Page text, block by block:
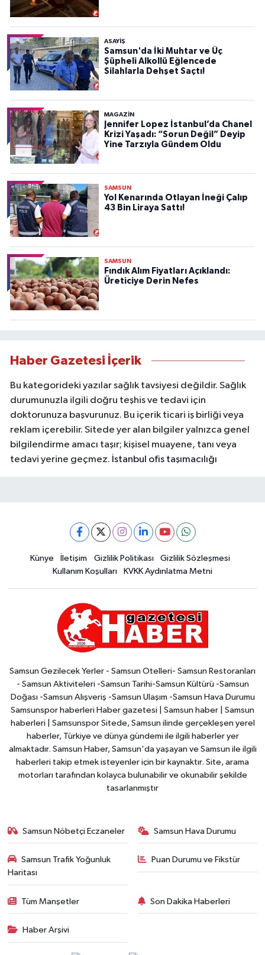
ASAYIŞ
Samsun'da İki Muhtar ve Üç
Şüpheli Alkollü Eğlencede
Silahlarla Dehşet Saçtı!
MAGAZİN
Jennifer Lopez İstanbul’da Chanel
Krizi Yaşadı: “Sorun Değil” Deyip
Yine Tarzıyla Gündem Oldu
SAMSUN
Yol Kenarında Otlayan İneği Çalıp
43 Bin Liraya Sattı!
SAMSUN
Fındık Alım Fiyatları Açıklandı:
Üreticiye Derin Nefes
Haber Gazetesi İçerik
Bu kategorideki yazılar sağlık tavsiyesi değildir. Sağlık
durumunuzla ilgili doğru teşhis ve tedavi için
doktorunuza başvurunuz. Bu içerik ticari iş birliği veya
reklam içerebilir. Sitede yer alan bilgiler yalnızca genel
bilgilendirme amacı taşır; kişisel muayene, tanı veya
tedavi yerine geçmez. İstanbul ofis taşımacılığı
Künye İletişim Gizlilik Politikası
Gizlilik Sözleşmesi
Kullanım Koşulları
KVKK Aydınlatma Metni
Samsun Gezilecek Yerler - Samsun Otelleri- Samsun Restoranları
- Samsun Aktiviteleri -Samsun Tarihi-Samsun Kültürü -Samsun
Doğası -Samsun Alışveriş -Samsun Ulaşım -Samsun Hava Durumu
Samsunspor haberleri Haber gazetesi | Samsun haber | Samsun
haberleri | Samsunspor Sitede, Samsun ilinde gerçekleşen yerel
haberler, Türkiye ve dünya gündemi ile ilgili haberler yer
almaktadır. Samsun Haber, Samsun'da yaşayan ve Samsun ile ilgili
haberleri takip etmek isteyenler için bir kaynaktır. Site, arama
motorları tarafından kolayca bulunabilir ve okunabilir şekilde
tasarlanmıştır
Samsun Nöbetçi Eczaneler Samsun Hava Durumu
Samsun Trafik Yoğunluk
Haritası
Puan Durumu ve Fikstür
Tüm Manşetler Son Dakika Haberleri
Haber Arşivi